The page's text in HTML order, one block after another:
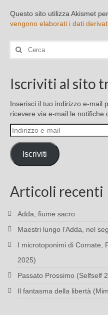
Questo sito utilizza Akismet
vengono elaborati i dati
Cerca:
Iscriviti al sito
Inserisci il tuo indirizzo e-mail
ricevere via e-mail le notifiche
Indirizzo
e-
mail
Iscriviti
Articoli recenti
Adda, fiume sacro
Maestri lungo l’Adda, nel
I microtoponimi di Cornate,
2025)
Passato Prossimo (Selfself
Il fantasma della libertà